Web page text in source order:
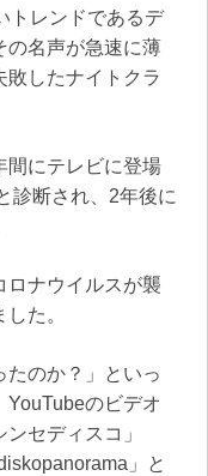
トレンドであるデ
の名声が急速に薄
敗したナイトクラ
間にテレビに登場
診断され、2年後に
ロナウイルスが襲
た。
たのか？」といっ
のビデオ
セディスコ」
」と